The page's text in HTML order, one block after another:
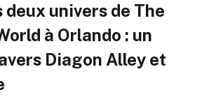
deux univers de The
à Orlando : un
Diagon Alley et